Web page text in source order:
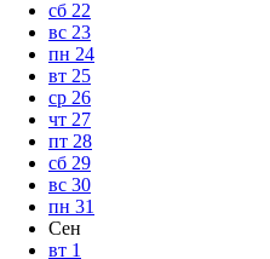
сб 22
вс 23
пн 24
вт 25
ср 26
чт 27
пт 28
сб 29
вс 30
пн 31
Сен
вт 1